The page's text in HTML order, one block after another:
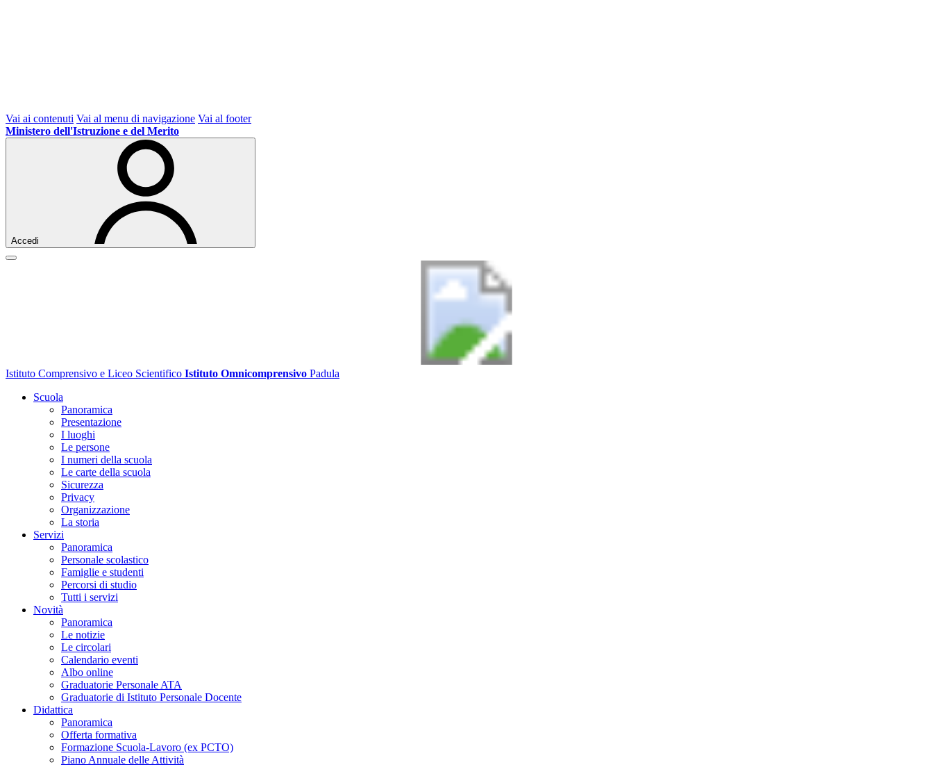
Vai ai contenuti Vai al menu di navigazione Vai al footer
Ministero dell'Istruzione e del Merito
Accedi
Istituto Comprensivo e Liceo Scientifico Istituto Omnicomprensivo Padula
Scuola
Panoramica
Presentazione
I luoghi
Le persone
I numeri della scuola
Le carte della scuola
Sicurezza
Privacy
Organizzazione
La storia
Servizi
Panoramica
Personale scolastico
Famiglie e studenti
Percorsi di studio
Tutti i servizi
Novità
Panoramica
Le notizie
Le circolari
Calendario eventi
Albo online
Graduatorie Personale ATA
Graduatorie di Istituto Personale Docente
Didattica
Panoramica
Offerta formativa
Formazione Scuola-Lavoro (ex PCTO)
Piano Annuale delle Attività